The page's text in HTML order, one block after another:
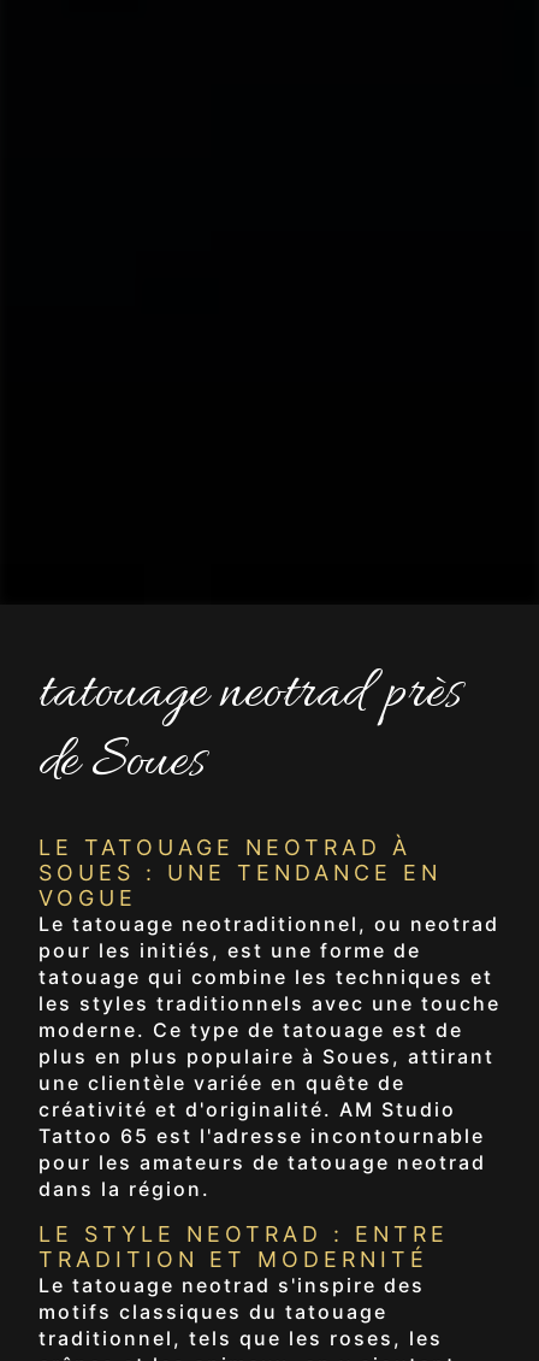
tatouage neotrad près
de Soues
LE TATOUAGE NEOTRAD À
SOUES : UNE TENDANCE EN
VOGUE
Le tatouage neotraditionnel, ou neotrad
pour les initiés, est une forme de
tatouage qui combine les techniques et
les styles traditionnels avec une touche
moderne. Ce type de tatouage est de
plus en plus populaire à Soues, attirant
une clientèle variée en quête de
créativité et d'originalité. AM Studio
Tattoo 65 est l'adresse incontournable
pour les amateurs de tatouage neotrad
dans la région.
LE STYLE NEOTRAD : ENTRE
TRADITION ET MODERNITÉ
Le tatouage neotrad s'inspire des
motifs classiques du tatouage
traditionnel, tels que les roses, les